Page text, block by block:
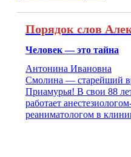
Порядок слов
Человек — это тайна
Антонина Ивановна
Смолина — старейший
Приамурья! В свои 88
работает
реаниматологом в